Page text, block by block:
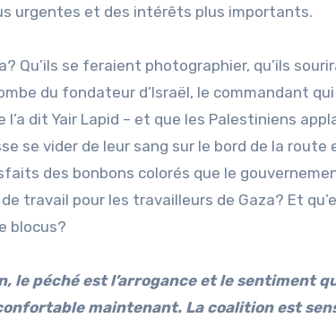
urgentes et des intérêts plus importants.
Qu’ils se feraient photographier, qu’ils
du fondateur d’Israël, le commandant
dit Yair Lapid – et que les Palestiniens
se vider de leur sang sur le bord de la
des bonbons colorés que le
travail pour les travailleurs de Gaza? Et
blocus?
péché est l’arrogance et le sentiment
maintenant. La coalition est